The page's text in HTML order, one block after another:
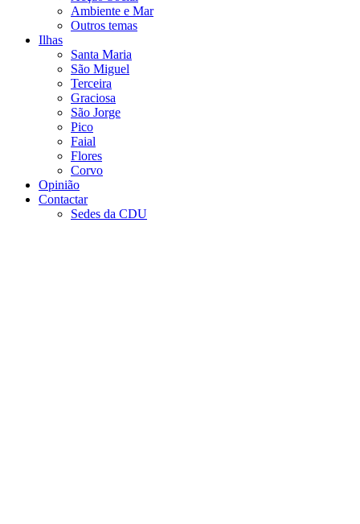
Ambiente e Mar
Outros temas
Ilhas
Santa Maria
São Miguel
Terceira
Graciosa
São Jorge
Pico
Faial
Flores
Corvo
Opinião
Contactar
Sedes da CDU